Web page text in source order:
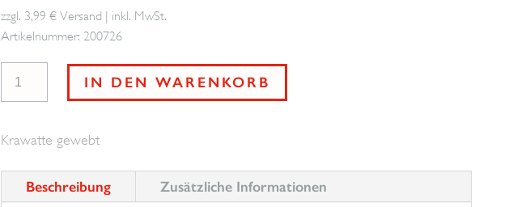
zzgl. 3,99 € Versand | inkl. MwSt.
Artikelnummer: 200726
Menge
IN DEN WARENKORB
Krawatte gewebt
Beschreibung Zusätzliche Informationen